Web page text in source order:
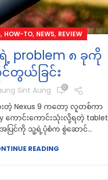
, HOW-TO, NEWS, REVIEW
ရဲ့ problem ၈ ခုကို
တွယ်ခြင်း
Sint Aung 0
တဲ့ Nexus 9 ကတော့ လူတစ်ကာ
ကောင်းကောင်းသုံးလို့ရတဲ့ tablet
ပြင်ကို သူ့ရဲ့ပုံစံက စွဲဆောင်...
READING